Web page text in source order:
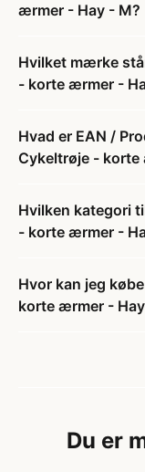
ærmer - Hay - M?
Hvilket mærke
- korte ærmer -
Hvad er EAN /
Cykeltrøje - korte
Hvilken kategori
- korte ærmer -
Hvor kan jeg
korte ærmer -
Du er